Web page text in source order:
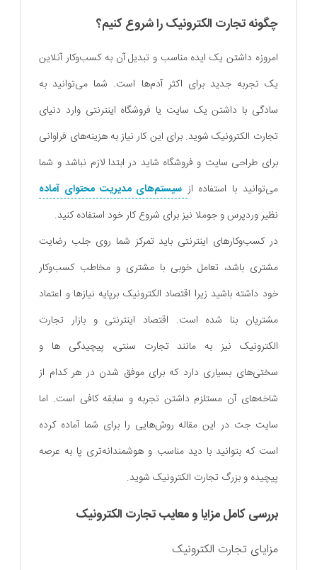
چگونه تجارت الکترونیک را شروع کنیم؟
امروزه داشتن یک ایده مناسب و تبدیل آن به کسب‌و‌کار آنلاین
یک تجربه جدید برای اکثر آدم‌ها است. شما می‌توانید به
سادگی با داشتن یک سایت یا فروشگاه اینترنتی وارد دنیای
تجارت الکترونیک شوید. برای این کار نیاز به هزینه‌های فراوانی
برای طراحی سایت و فروشگاه شاید در ابتدا لازم نباشد و شما
می‌توانید با استفاده از سیستم‌های مدیریت محتوای آماده
نظیر وردپرس و جوملا نیز برای شروع کار خود استفاده کنید.
در کسب‌وکارهای اینترنتی باید تمرکز شما روی جلب رضایت
مشتری باشد، تعامل خوبی با مشتری و مخاطب کسب‌و‌کار
خود داشته باشید زیرا اقتصاد الکترونیک برپایه نیاز‌ها و اعتماد
مشتریان بنا شده است. اقتصاد اینترنتی و بازار تجارت
الکترونیک نیز به مانند تجارت سنتی، پیچیدگی ها و
سختی‌های بسیاری دارد که برای موفق شدن در هر کدام از
شاخه‌های آن مستلزم داشتن تجربه و سابقه کافی است. اما
سایت جت در این مقاله‌ روش‌هایی را برای شما آماده کرده
است که بتوانید با دید مناسب و هوشمندانه‌تری پا به عرصه
پیچیده و بزرگ تجارت الکترونیک شوید.
بررسی کامل مزایا و معایب تجارت الکترونیک
مزایای تجارت الکترونیک